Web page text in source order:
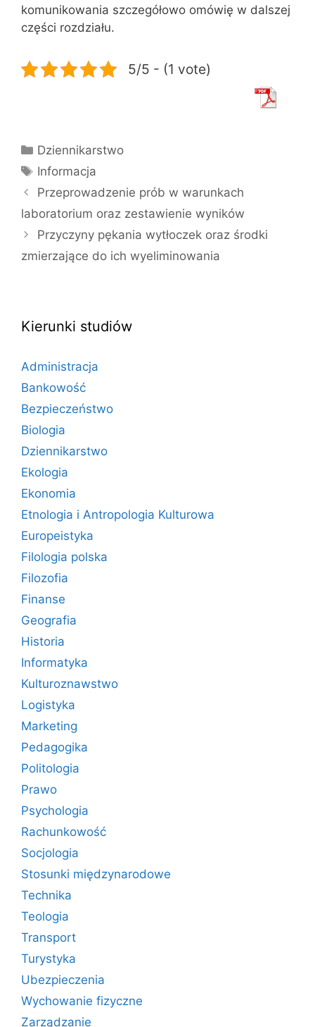
komunikowania szczegółowo omówię w dalszej
części rozdziału.
5/5 - (1 vote)
Kategorie
Dziennikarstwo
Tagi
Informacja
Przeprowadzenie prób w warunkach
laboratorium oraz zestawienie wyników
Przyczyny pękania wytłoczek oraz środki
zmierzające do ich wyeliminowania
Kierunki studiów
Administracja
Bankowość
Bezpieczeństwo
Biologia
Dziennikarstwo
Ekologia
Ekonomia
Etnologia i Antropologia Kulturowa
Europeistyka
Filologia polska
Filozofia
Finanse
Geografia
Historia
Informatyka
Kulturoznawstwo
Logistyka
Marketing
Pedagogika
Politologia
Prawo
Psychologia
Rachunkowość
Socjologia
Stosunki międzynarodowe
Technika
Teologia
Transport
Turystyka
Ubezpieczenia
Wychowanie fizyczne
Zarządzanie